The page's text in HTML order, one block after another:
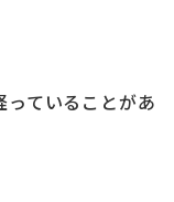
ていることがあ